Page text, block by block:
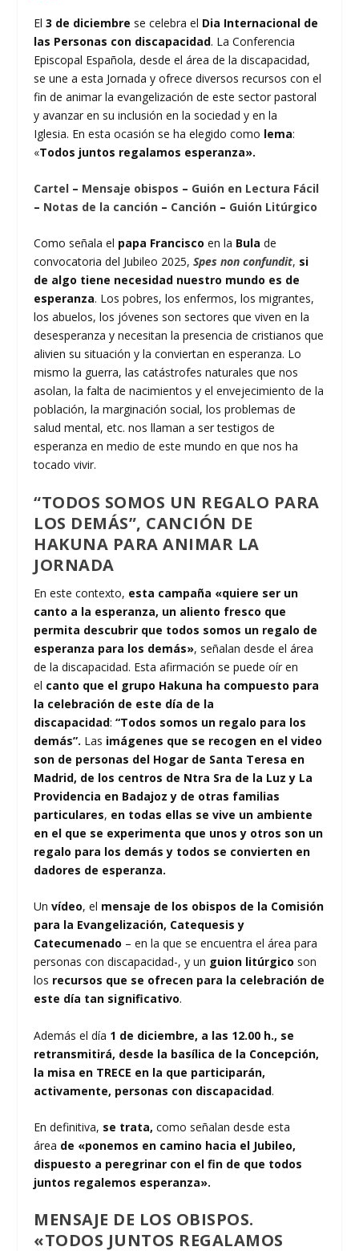
El3 de diciembre se celebra el Dia Internacional de
las Personas con discapacidad. La Conferencia
Episcopal Española, desde el área de la discapacidad,
se une a esta Jornada y ofrece diversos recursos con el
fin de animar la evangelización de este sector pastoral
y avanzar en su inclusión en la sociedad y en la
Iglesia. En esta ocasión se ha elegido como lema:
«Todos juntos regalamos esperanza».
Cartel – Mensaje obispos – Guión en Lectura Fácil
– Notas de la canción – Canción – Guión Litúrgico
Como señala el papa Francisco en la Bulade
convocatoria del Jubileo 2025, Spes non confundit, si
de algo tiene necesidad nuestro mundo es de
esperanza. Los pobres, los enfermos, los migrantes,
los abuelos, los jóvenes son sectores que viven en la
desesperanza y necesitan la presencia de cristianos que
alivien su situación y la conviertan en esperanza. Lo
mismo la guerra, las catástrofes naturales que nos
asolan, la falta de nacimientos y el envejecimiento de la
población, la marginación social, los problemas de
salud mental, etc. nos llaman a ser testigos de
esperanza en medio de este mundo en que nos ha
tocado vivir.
“TODOS SOMOS UN REGALO PARA
LOS DEMÁS”, CANCIÓN DE
HAKUNA PARA ANIMAR LA
JORNADA
En este contexto, esta campaña «quiere ser un
canto a la esperanza, un aliento fresco que
permita descubrir que todos somos un regalo de
esperanza para los demás», señalan desde el área
de la discapacidad. Esta afirmación se puede oír en
el canto que el grupo Hakuna ha compuesto para
la celebración de este día de la
discapacidad:“Todos somos un regalo para los
demás”. Las imágenes que se recogen en el video
son de personas del Hogar de Santa Teresa en
Madrid, de los centros de Ntra Sra de la Luz y La
Providencia en Badajoz y de otras familias
particulares, en todas ellas se vive un ambiente
en el que se experimenta que unos y otros son un
regalo para los demás y todos se convierten en
dadores de esperanza.
Unvídeo, el mensaje de los obispos de la Comisión
para la Evangelización, Catequesis y
Catecumenado – en la que se encuentra el área para
personas con discapacidad-, y un guion litúrgico son
los recursos que se ofrecen para la celebración de
este día tan significativo.
Además el día 1 de diciembre, a las 12.00 h., se
retransmitirá, desde la basílica de la Concepción,
la misa en TRECE en la que participarán,
activamente, personas con discapacidad.
En definitiva, se trata, como señalan desde esta
área de «ponemos en camino hacia el Jubileo,
dispuesto a peregrinar con el fin de que todos
juntos regalemos esperanza».
MENSAJE DE LOS OBISPOS.
«TODOS JUNTOS REGALAMOS